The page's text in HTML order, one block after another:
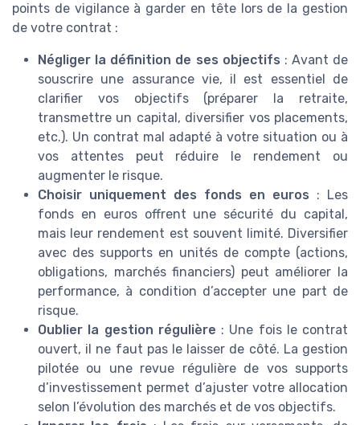
points de vigilance à garder en tête lors de la gestion
de votre contrat :
Négliger la définition de ses objectifs : Avant de
souscrire une assurance vie, il est essentiel de
clarifier vos objectifs (préparer la retraite,
transmettre un capital, diversifier vos placements,
etc.). Un contrat mal adapté à votre situation ou à
vos attentes peut réduire le rendement ou
augmenter le risque.
Choisir uniquement des fonds en euros : Les
fonds en euros offrent une sécurité du capital,
mais leur rendement est souvent limité. Diversifier
avec des supports en unités de compte (actions,
obligations, marchés financiers) peut améliorer la
performance, à condition d’accepter une part de
risque.
Oublier la gestion régulière : Une fois le contrat
ouvert, il ne faut pas le laisser de côté. La gestion
pilotée ou une revue régulière de vos supports
d’investissement permet d’ajuster votre allocation
selon l’évolution des marchés et de vos objectifs.